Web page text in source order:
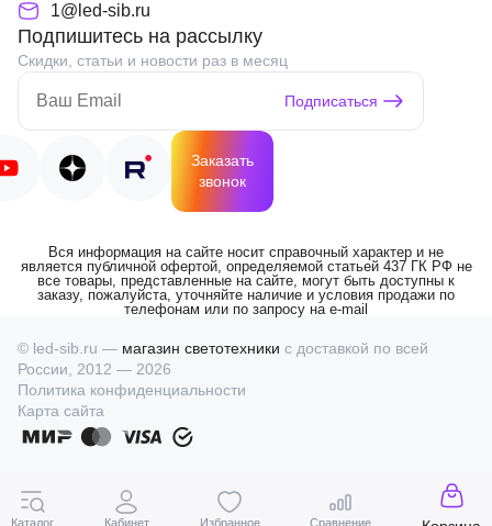
1@led-sib.ru
Подпишитесь на рассылку
Скидки, статьи и новости раз в месяц
Подписаться
Заказать
звонок
Вся информация на сайте носит справочный характер и не
является публичной офертой, определяемой статьей 437 ГК РФ не
все товары, представленные на сайте, могут быть доступны к
заказу, пожалуйста, уточняйте наличие и условия продажи по
телефонам или по запросу на e-mail
© led-sib.ru — магазин светотехники с доставкой по всей
России, 2012 — 2026
Политика конфиденциальности
Карта сайта
Каталог Кабинет Избранное Сравнение